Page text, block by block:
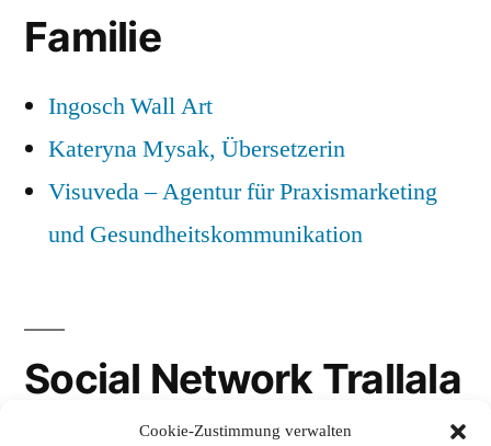
Cookie-Zustimmung verwalten
Familie
Ingosch Wall Art
Kateryna Mysak, Übersetzerin
Visuveda – Agentur für Praxismarketing
und Gesundheitskommunikation
Social Network Trallala